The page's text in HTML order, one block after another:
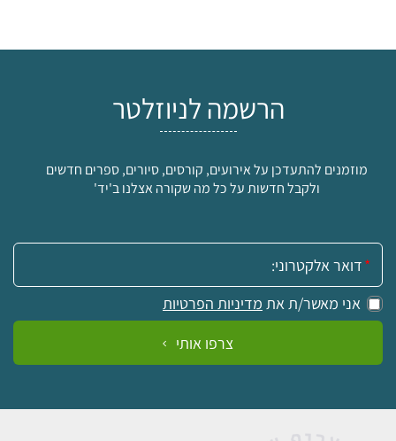
הרשמה לניוזלטר
מוזמנים להתעדכן על אירועים, קורסים, סיורים, ספרים חדשים
ולקבל חדשות על כל מה שקורה אצלנו ב'יד'
אימייל:
אני מאשר/ת את מדיניות הפרטיות
צרפו אותי